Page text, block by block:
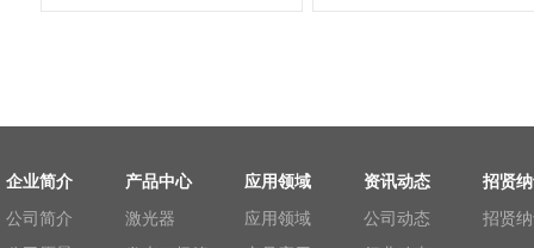
企业简介
公司简介
产品中心
激光器
应用领域
应用领域
资讯动态
公司动态
招贤
招贤